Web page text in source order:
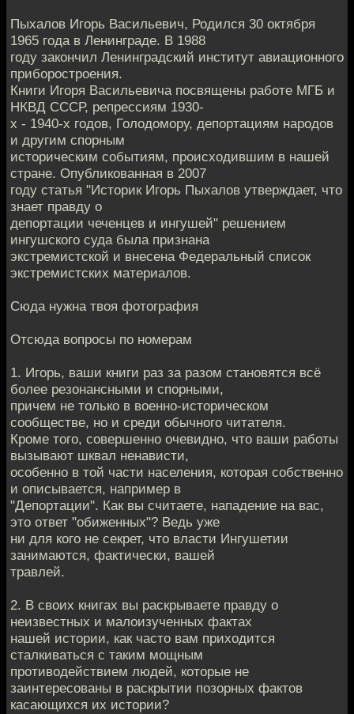
Пыхалов Игорь Васильевич, Родился 30 октября
1965 года в Ленинграде. В 1988
году закончил Ленинградский институт авиационного
приборостроения.
Книги Игоря Васильевича посвящены работе МГБ и
НКВД СССР, репрессиям 1930-
х - 1940-х годов, Голодомору, депортациям народов
и другим спорным
историческим событиям, происходившим в нашей
стране. Опубликованная в 2007
году статья "Историк Игорь Пыхалов утверждает, что
знает правду о
депортации чеченцев и ингушей" решением
ингушского суда была признана
экстремистской и внесена Федеральный список
экстремистских материалов.
Сюда нужна твоя фотография
Отсюда вопросы по номерам
1. Игорь, ваши книги раз за разом становятся всё
более резонансными и спорными,
причем не только в военно-историческом
сообществе, но и среди обычного читателя.
Кроме того, совершенно очевидно, что ваши работы
вызывают шквал ненависти,
особенно в той части населения, которая собственно
и описывается, например в
"Депортации". Как вы считаете, нападение на вас,
это ответ "обиженных"? Ведь уже
ни для кого не секрет, что власти Ингушетии
занимаются, фактически, вашей
травлей.
2. В своих книгах вы раскрываете правду о
неизвестных и малоизученных фактах
нашей истории, как часто вам приходится
сталкиваться с таким мощным
противодействием людей, которые не
заинтересованы в раскрытии позорных фактов
касающихся их истории?